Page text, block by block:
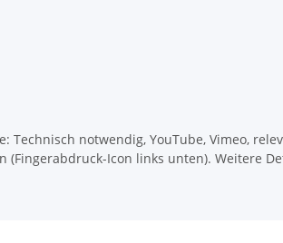
notwendig, YouTube, Vimeo,
(Fingerabdruck-Icon links unten). Weitere